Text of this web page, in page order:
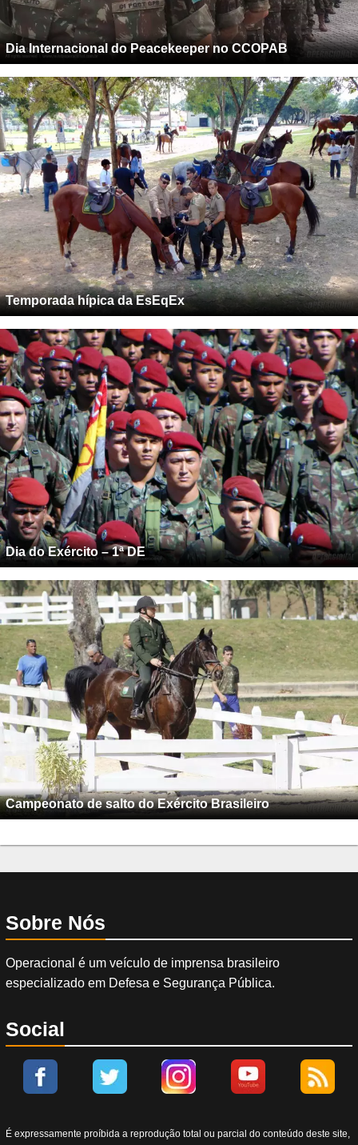
Dia Internacional do Peacekeeper no CCOPAB
Temporada hípica da EsEqEx
Dia do Exército – 1ª DE
Campeonato de salto do Exército Brasileiro
Sobre Nós
Operacional é um veículo de imprensa brasileiro
especializado em Defesa e Segurança Pública.
Social
É expressamente proíbida a reprodução total ou parcial do conteúdo deste site,